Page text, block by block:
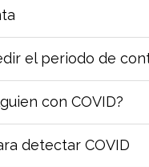
el periodo de
con COVID?
detectar COVID